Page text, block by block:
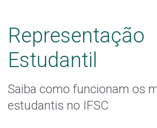
Editais
Registro Acadêmico
Representação
Estudantil
Saiba como funcionam os
estudantis no IFSC